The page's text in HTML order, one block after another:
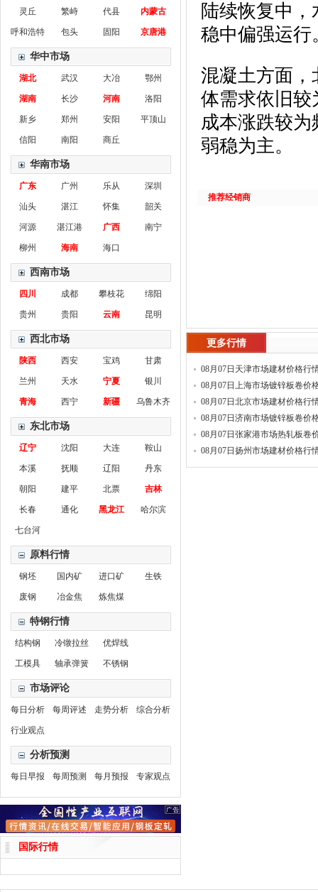
灵丘 繁峙 代县 内蒙古
呼和浩特 包头 固阳 京唐港
华中市场
湖北 武汉 大冶 鄂州
湖南 长沙 河南 洛阳
新乡 郑州 安阳 平顶山
信阳 南阳 商丘
华南市场
广东 广州 乐从 深圳
汕头 湛江 怀集 韶关
河源 湛江港 广西 南宁
柳州 海南 海口
西南市场
四川 成都 攀枝花 绵阳
贵州 贵阳 云南 昆明
西北市场
陕西 西安 宝鸡 甘肃
兰州 天水 宁夏 银川
青海 西宁 新疆 乌鲁木齐
东北市场
辽宁 沈阳 大连 鞍山
本溪 抚顺 辽阳 丹东
朝阳 建平 北票 吉林
长春 通化 黑龙江 哈尔滨
七台河
原料行情
钢坯 国内矿 进口矿 生铁
废钢 冶金焦 炼焦煤
特钢行情
结构钢 冷镦拉丝 优焊线
工模具 轴承弹簧 不锈钢
市场评论
每日分析 每周评述 走势分析 综合分析
行业观点
分析预测
每日早报 每周预测 每月预报 专家观点
国际行情
陆续恢复中
稳中偏强运行
混凝土方面，
体需求依旧较
成本涨跌较
弱稳为主。
推荐经销商
更多行情
08月07日天津市场建材价格行
08月07日上海市场镀锌板卷价
情
08月07日北京市场建材价格行
08月07日济南市场镀锌板卷价
情
08月07日张家港市场热轧板卷
行情
08月07日扬州市场建材价格行